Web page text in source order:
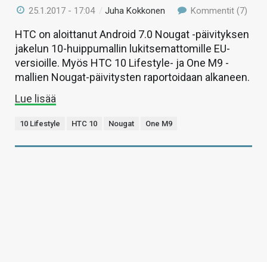
25.1.2017 - 17:04 /Juha Kokkonen Kommentit (7)
HTC on aloittanut Android 7.0 Nougat -päivityksen
jakelun 10-huippumallin lukitsemattomille EU-
versioille. Myös HTC 10 Lifestyle- ja One M9 -
mallien Nougat-päivitysten raportoidaan alkaneen.
Lue lisää
10 Lifestyle HTC 10 Nougat One M9